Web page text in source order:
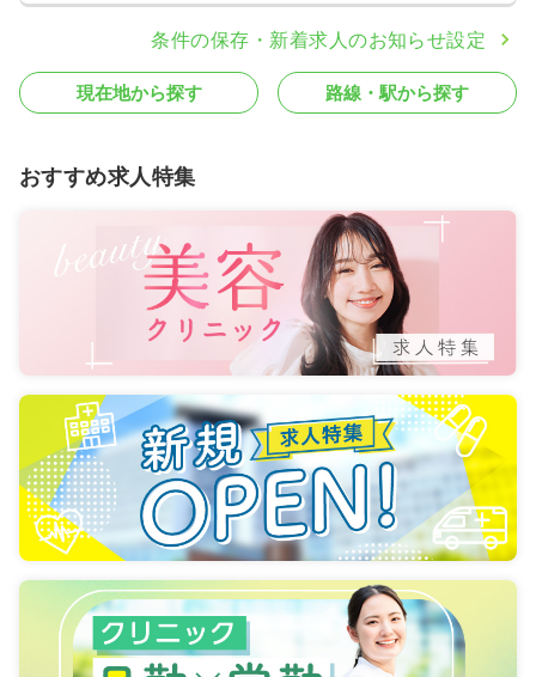
条件の保存・新着求人のお知らせ設定
現在地から探す 路線・駅から探す
おすすめ求人特集